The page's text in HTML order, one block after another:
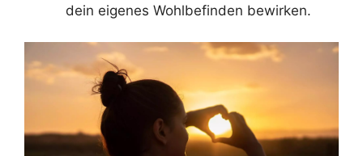
dein eigenes Wohlbefinden bewirken.